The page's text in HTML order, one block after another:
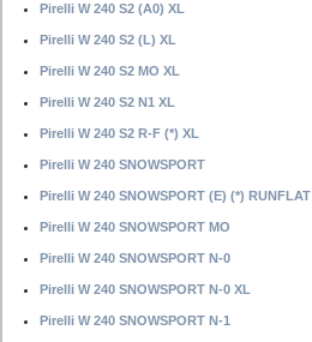
Pirelli W 240 S2 (A0) XL
Pirelli W 240 S2 (L) XL
Pirelli W 240 S2 MO XL
Pirelli W 240 S2 N1 XL
Pirelli W 240 S2 R-F (*) XL
Pirelli W 240 SNOWSPORT
Pirelli W 240 SNOWSPORT (E) (*) RUNFLAT
Pirelli W 240 SNOWSPORT MO
Pirelli W 240 SNOWSPORT N-0
Pirelli W 240 SNOWSPORT N-0 XL
Pirelli W 240 SNOWSPORT N-1